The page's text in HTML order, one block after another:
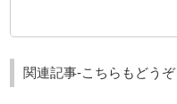
関連記事-こちらもどうぞ